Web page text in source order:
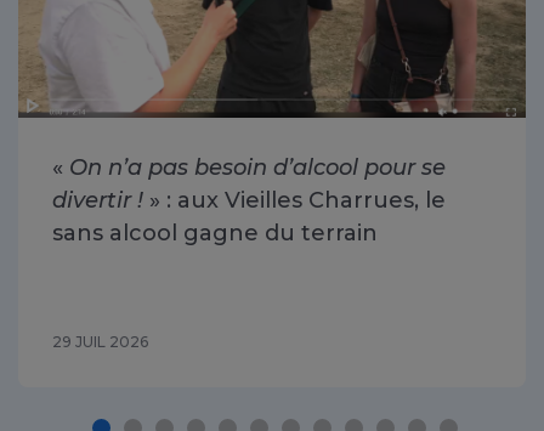
« On n’a pas besoin d’alcool pour se
divertir ! » : aux Vieilles Charrues, le
sans alcool gagne du terrain
29 JUIL 2026